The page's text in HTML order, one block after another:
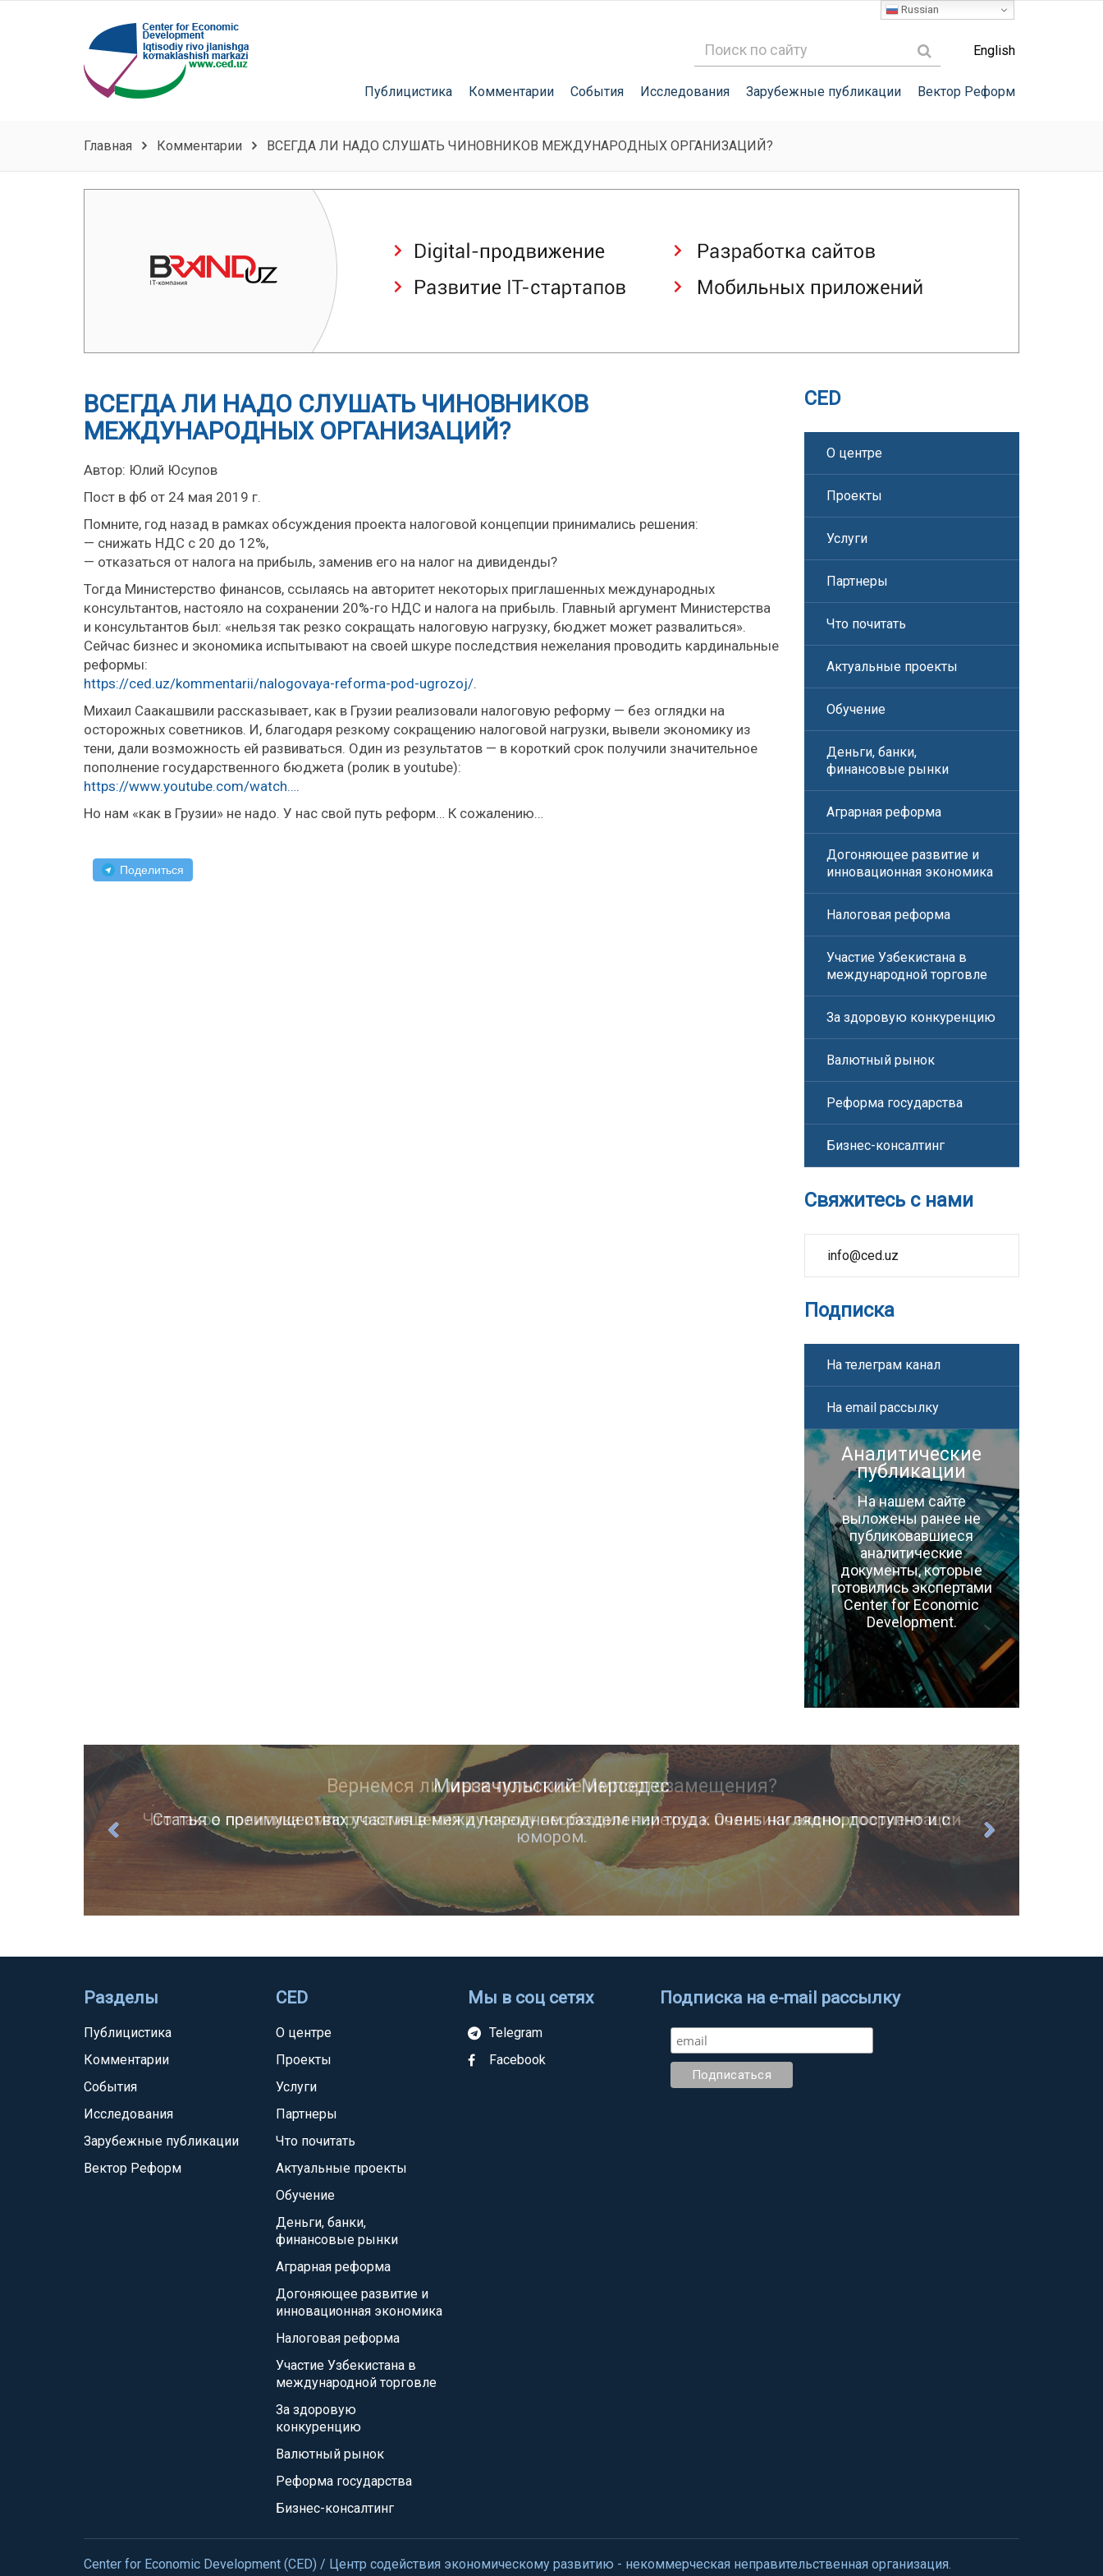
English
Публицистика Комментарии События Исследования Зарубежные публикации Вектор Реформ
Главная Комментарии ВСЕГДА ЛИ НАДО СЛУШАТЬ ЧИНОВНИКОВ МЕЖДУНАРОДНЫХ ОРГАНИЗАЦИЙ?
ВСЕГДА ЛИ НАДО СЛУШАТЬ ЧИНОВНИКОВ
МЕЖДУНАРОДНЫХ ОРГАНИЗАЦИЙ?
Автор: Юлий Юсупов
Пост в фб от 24 мая 2019 г.
Помните, год назад в рамках обсуждения проекта налоговой концепции принимались решения:
— снижать НДС с 20 до 12%,
— отказаться от налога на прибыль, заменив его на налог на дивиденды?
Тогда Министерство финансов, ссылаясь на авторитет некоторых приглашенных международных
консультантов, настояло на сохранении 20%-го НДС и налога на прибыль. Главный аргумент Министерства
и консультантов был: «нельзя так резко сокращать налоговую нагрузку, бюджет может развалиться».
Сейчас бизнес и экономика испытывают на своей шкуре последствия нежелания проводить кардинальные
реформы:
https://ced.uz/kommentarii/nalogovaya-reforma-pod-ugrozoj/.
Михаил Саакашвили рассказывает, как в Грузии реализовали налоговую реформу — без оглядки на
осторожных советников. И, благодаря резкому сокращению налоговой нагрузки, вывели экономику из
тени, дали возможность ей развиваться. Один из результатов — в короткий срок получили значительное
пополнение государственного бюджета (ролик в youtube):
https://www.youtube.com/watch….
Но нам «как в Грузии» не надо. У нас свой путь реформ… К сожалению…
Поделиться
CED
О центре
Проекты
Услуги
Партнеры
Что почитать
Актуальные проекты
Обучение
Деньги, банки,
финансовые рынки
Аграрная реформа
Догоняющее развитие и
инновационная экономика
Налоговая реформа
Участие Узбекистана в
международной торговле
За здоровую конкуренцию
Валютный рынок
Реформа государства
Бизнес-консалтинг
Свяжитесь с нами
info@ced.uz
Подписка
На телеграм канал
На email рассылку
Аналитические
публикации
На нашем сайте
выложены ранее не
публиковавшиеся
аналитические
документы, которые
готовились экспертами
Center for Economic
Development.
Мирзачульский Мерседес
Статья о преимуществах участия в международном разделении труда. Очень наглядно, доступно и с
юмором.
Разделы
Публицистика
Комментарии
События
Исследования
Зарубежные публикации
Вектор Реформ
CED
О центре
Проекты
Услуги
Партнеры
Что почитать
Актуальные проекты
Обучение
Деньги, банки,
финансовые рынки
Аграрная реформа
Догоняющее развитие и
инновационная экономика
Налоговая реформа
Участие Узбекистана в
международной торговле
За здоровую
конкуренцию
Валютный рынок
Реформа государства
Бизнес-консалтинг
Мы в соц сетях
Telegram
Facebook
Подписка на e-mail рассылку
Center for Economic Development (CED) / Центр содействия экономическому развитию - некоммерческая неправительственная организация.
Russian